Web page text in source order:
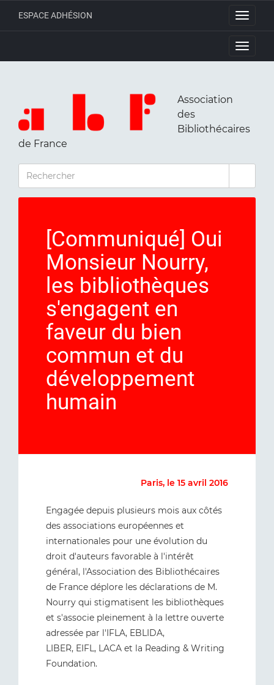
Toggle
ESPACE ADHÉSION
Toggle
Association
des
Bibliothécaires
de France
RECHERCHER
[Communiqué] Oui
Monsieur Nourry,
les bibliothèques
s'engagent en
faveur du bien
commun et du
développement
humain
Paris, le 15 avril 2016
Engagée depuis plusieurs mois aux côtés
des associations européennes et
internationales pour une évolution du
droit d'auteurs favorable à l'intérêt
général, l'Association des Bibliothécaires
de France déplore les déclarations de M.
Nourry qui stigmatisent les bibliothèques
et s'associe pleinement à la lettre ouverte
adressée par l'IFLA, EBLIDA,
LIBER, EIFL, LACA et la Reading & Writing
Foundation.